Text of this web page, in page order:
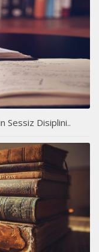
Sessiz Disiplini..